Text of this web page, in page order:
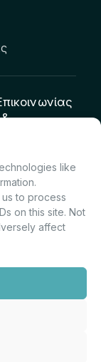
like
to process
on this site. Not
affect
Corporate
Τμήμα
–